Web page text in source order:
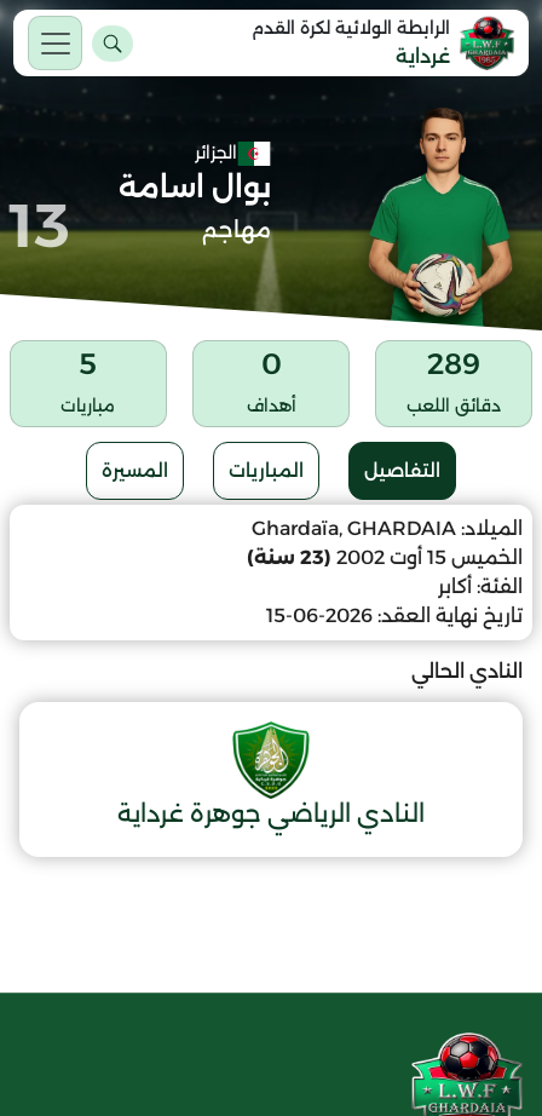
الرابطة الولائية لكرة القدم
غرداية
الجزائر
بوال اسامة
مهاجم 13
289
دقائق اللعب
0
أهداف
5
مباريات
التفاصيل المباريات المسيرة
الميلاد: Ghardaïa, GHARDAIA
الخميس 15 أوت 2002
(23 سنة)
الفئة: أكابر
تاريخ نهاية العقد: 2026-06-15
النادي الحالي
النادي الرياضي جوهرة غرداية